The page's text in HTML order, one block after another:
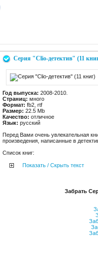
Серия "Clio-детектив" (11
Год выпуска: 2008-2010.
Страниц: много
Формат: fb2, rtf
Размер: 22.5 Mb
Качество: отличное
Язык: русский
Перед Вами очень увлекательная
произведения, написанные в
Список книг:
Показать / Скрыть текст
Забрать